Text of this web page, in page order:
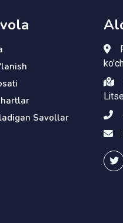
Savollar